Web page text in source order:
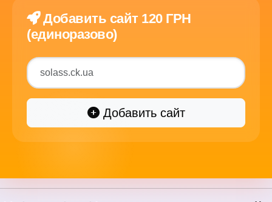
Добавить сайт 120 ГРН
(единоразово)
Добавить сайт